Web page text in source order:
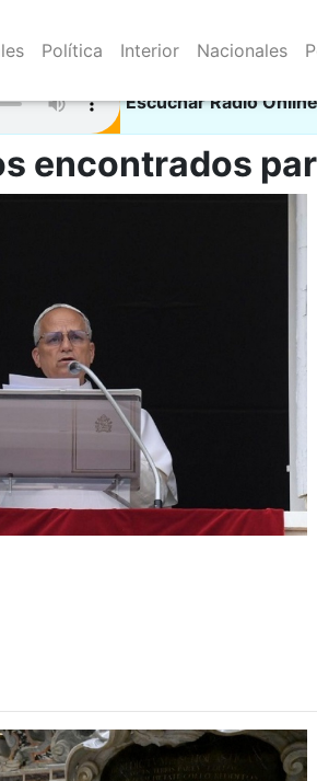
Política Interior Nacionales
Escuchar Radio Online
encontrados